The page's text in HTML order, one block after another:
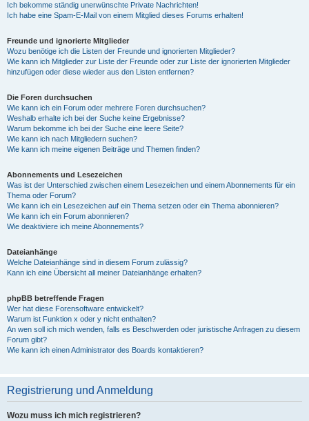
Ich bekomme ständig unerwünschte Private Nachrichten!
Ich habe eine Spam-E-Mail von einem Mitglied dieses Forums erhalten!
Freunde und ignorierte Mitglieder
Wozu benötige ich die Listen der Freunde und ignorierten Mitglieder?
Wie kann ich Mitglieder zur Liste der Freunde oder zur Liste der ignorierten Mitglieder
hinzufügen oder diese wieder aus den Listen entfernen?
Die Foren durchsuchen
Wie kann ich ein Forum oder mehrere Foren durchsuchen?
Weshalb erhalte ich bei der Suche keine Ergebnisse?
Warum bekomme ich bei der Suche eine leere Seite?
Wie kann ich nach Mitgliedern suchen?
Wie kann ich meine eigenen Beiträge und Themen finden?
Abonnements und Lesezeichen
Was ist der Unterschied zwischen einem Lesezeichen und einem Abonnements für ein
Thema oder Forum?
Wie kann ich ein Lesezeichen auf ein Thema setzen oder ein Thema abonnieren?
Wie kann ich ein Forum abonnieren?
Wie deaktiviere ich meine Abonnements?
Dateianhänge
Welche Dateianhänge sind in diesem Forum zulässig?
Kann ich eine Übersicht all meiner Dateianhänge erhalten?
phpBB betreffende Fragen
Wer hat diese Forensoftware entwickelt?
Warum ist Funktion x oder y nicht enthalten?
An wen soll ich mich wenden, falls es Beschwerden oder juristische Anfragen zu diesem
Forum gibt?
Wie kann ich einen Administrator des Boards kontaktieren?
Registrierung und Anmeldung
Wozu muss ich mich registrieren?